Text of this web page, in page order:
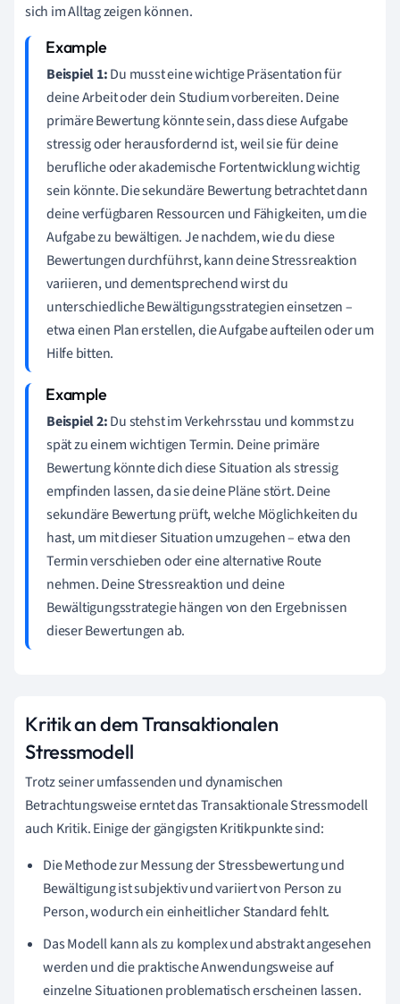
sich im Alltag zeigen können.
Beispiel 1:Du musst eine wichtige Präsentation für
deine Arbeit oder dein Studium vorbereiten. Deine
primäre Bewertung könnte sein, dass diese Aufgabe
stressig oder herausfordernd ist, weil sie für deine
berufliche oder akademische Fortentwicklung wichtig
sein könnte. Die sekundäre Bewertung betrachtet dann
deine verfügbaren Ressourcen und Fähigkeiten, um die
Aufgabe zu bewältigen. Je nachdem, wie du diese
Bewertungen durchführst, kann deine Stressreaktion
variieren, und dementsprechend wirst du
unterschiedliche Bewältigungsstrategien einsetzen –
etwa einen Plan erstellen, die Aufgabe aufteilen oder um
Hilfe bitten.
Beispiel 2:Du stehst im Verkehrsstau und kommst zu
spät zu einem wichtigen Termin. Deine primäre
Bewertung könnte dich diese Situation als stressig
empfinden lassen, da sie deine Pläne stört. Deine
sekundäre Bewertung prüft, welche Möglichkeiten du
hast, um mit dieser Situation umzugehen – etwa den
Termin verschieben oder eine alternative Route
nehmen. Deine Stressreaktion und deine
Bewältigungsstrategie hängen von den Ergebnissen
dieser Bewertungen ab.
Kritik an dem Transaktionalen
Stressmodell
Trotz seiner umfassenden und dynamischen
Betrachtungsweise erntet das Transaktionale Stressmodell
auch Kritik. Einige der gängigsten Kritikpunkte sind:
Die Methode zur Messung der Stressbewertung und
Bewältigung ist subjektiv und variiert von Person zu
Person, wodurch ein einheitlicher Standard fehlt.
Das Modell kann als zu komplex und abstrakt angesehen
werden und die praktische Anwendungsweise auf
einzelne Situationen problematisch erscheinen lassen.